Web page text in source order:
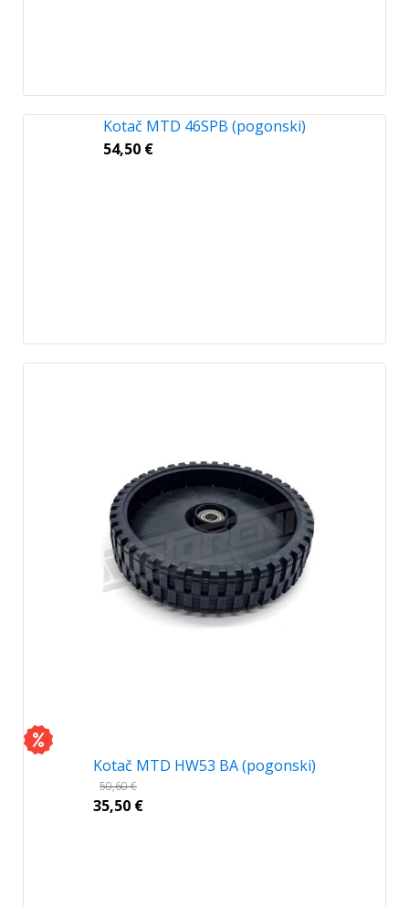
Kotač MTD 46SPB (pogonski)
54,50 €
Kotač MTD HW53 BA (pogonski)
50,60€
35,50 €